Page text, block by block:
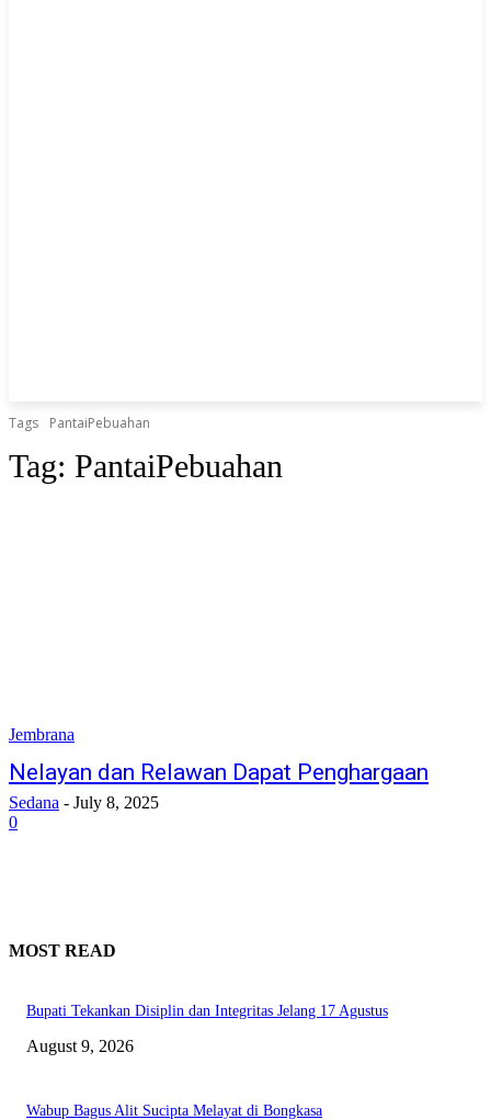
Tags PantaiPebuahan
Tag: PantaiPebuahan
Jembrana
Nelayan dan Relawan Dapat Penghargaan
Sedana - July 8, 2025
0
MOST READ
Bupati Tekankan Disiplin dan Integritas Jelang 17 Agustus
August 9, 2026
Wabup Bagus Alit Sucipta Melayat di Bongkasa